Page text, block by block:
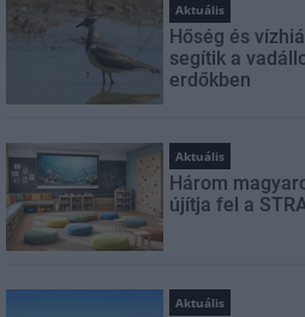
Aktuális
Hőség és
segítik a
erdőkben
Aktuális
Három
újítja fel a
Aktuális